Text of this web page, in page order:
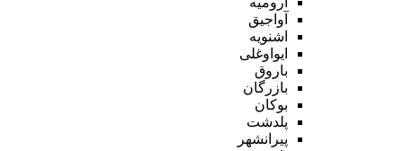
آواجیق
اشنویه
ایواوغلی
باروق
بازرگان
بوکان
پلدشت
پیرانشهر